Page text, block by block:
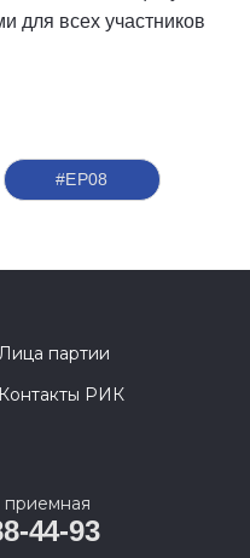
для всех участников
#ЕР08
партии
Контакты РИК
44-93